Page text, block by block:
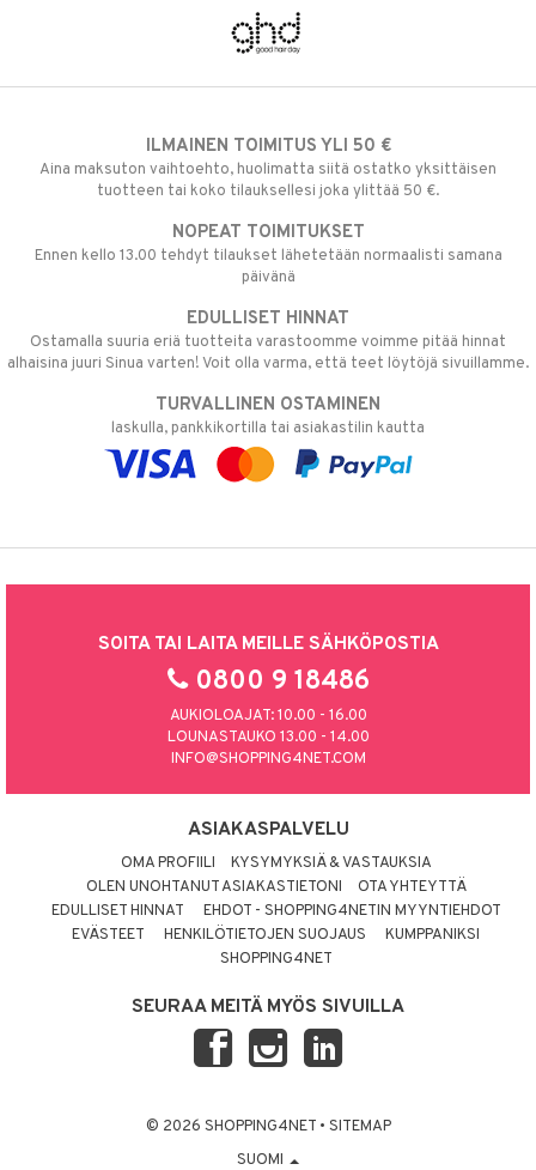
ILMAINEN TOIMITUS YLI 50 €
Aina maksuton vaihtoehto, huolimatta siitä ostatko yksittäisen
tuotteen tai koko tilauksellesi joka ylittää 50 €.
NOPEAT TOIMITUKSET
Ennen kello 13.00 tehdyt tilaukset lähetetään normaalisti samana
päivänä
EDULLISET HINNAT
Ostamalla suuria eriä tuotteita varastoomme voimme pitää hinnat
alhaisina juuri Sinua varten! Voit olla varma, että teet löytöjä sivuillamme.
TURVALLINEN OSTAMINEN
laskulla, pankkikortilla tai asiakastilin kautta
SOITA TAI LAITA MEILLE SÄHKÖPOSTIA
0800 9 18486
AUKIOLOAJAT: 10.00 - 16.00
LOUNASTAUKO 13.00 - 14.00
INFO@SHOPPING4NET.COM
ASIAKASPALVELU
OMA PROFIILI
KYSYMYKSIÄ & VASTAUKSIA
OLEN UNOHTANUT ASIAKASTIETONI
OTA YHTEYTTÄ
EDULLISET HINNAT
EHDOT - SHOPPING4NETIN MYYNTIEHDOT
EVÄSTEET
HENKILÖTIETOJEN SUOJAUS
KUMPPANIKSI
SHOPPING4NET
SEURAA MEITÄ MYÖS SIVUILLA
© 2026 SHOPPING4NET • SITEMAP
SUOMI